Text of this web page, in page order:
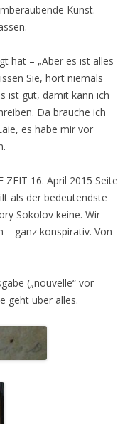
Kunst.
hat – „Aber es ist alles
Sie, hört niemals
ist gut, damit kann ich
Da brauche ich
es habe mir vor
16. April 2015 Seite
als der bedeutendste
Sokolov keine. Wir
ganz konspirativ. Von
(„nouvelle“ vor
geht über alles.